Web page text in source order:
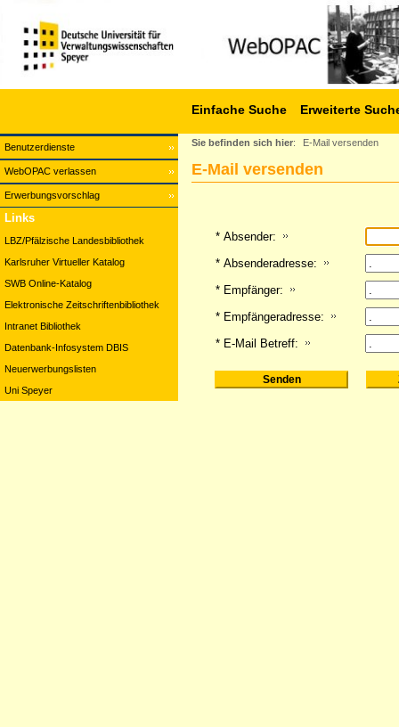
Benutzerdienste
WebOPAC verlassen
Erwerbungsvorschlag
Einfache Suche Erweiterte
Links
LBZ/Pfälzische Landesbibliothek
Karlsruher Virtueller Katalog
SWB Online-Katalog
Elektronische Zeitschriftenbibliothek
Intranet Bibliothek
Datenbank-Infosystem DBIS
Neuerwerbungslisten
Uni Speyer
Sie befinden sich hier: E-Mail versenden
E-Mail versenden
* Absender:
* Absenderadresse:
* Empfänger:
* Empfängeradresse:
* E-Mail Betreff: